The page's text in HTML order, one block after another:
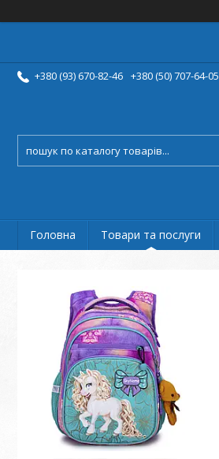
+380 (93) 670-82-46 +380 (50) 707-64-05
Головна Товари та послуги